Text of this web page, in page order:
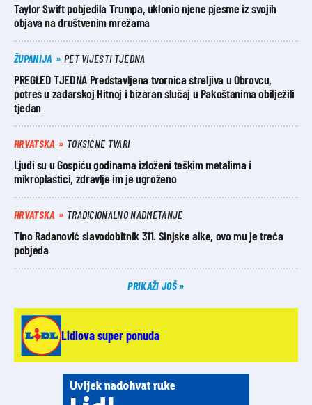
Taylor Swift pobjedila Trumpa, uklonio njene pjesme iz svojih
objava na društvenim mrežama
ŽUPANIJA PET VIJESTI TJEDNA
PREGLED TJEDNA Predstavljena tvornica streljiva u Obrovcu,
potres u zadarskoj Hitnoj i bizaran slučaj u Pakoštanima obilježili
tjedan
HRVATSKA TOKSIČNE TVARI
Ljudi su u Gospiću godinama izloženi teškim metalima i
mikroplastici, zdravlje im je ugroženo
HRVATSKA TRADICIONALNO NADMETANJE
Tino Radanović slavodobitnik 311. Sinjske alke, ovo mu je treća
pobjeda
PRIKAŽI JOŠ
Lidlova super ponuda